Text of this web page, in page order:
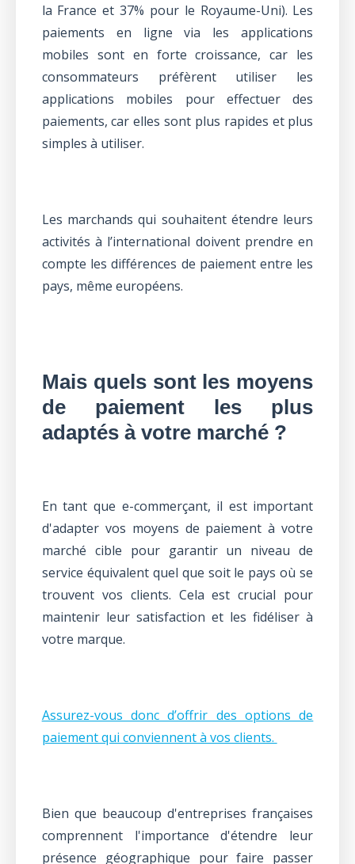
la France et 37% pour le Royaume-Uni). Les
paiements en ligne via les applications
mobiles sont en forte croissance, car les
consommateurs préfèrent utiliser les
applications mobiles pour effectuer des
paiements, car elles sont plus rapides et plus
simples à utiliser.
Les marchands qui souhaitent étendre leurs
activités à l’international doivent prendre en
compte les différences de paiement entre les
pays, même européens.
Mais quels sont les moyens
de paiement les plus
adaptés à votre marché ?
En tant que e-commerçant, il est important
d'adapter vos moyens de paiement à votre
marché cible pour garantir un niveau de
service équivalent quel que soit le pays où se
trouvent vos clients. Cela est crucial pour
maintenir leur satisfaction et les fidéliser à
votre marque.
Assurez-vous donc d’offrir des options de
paiement qui conviennent à vos clients.
Bien que beaucoup d'entreprises françaises
comprennent l'importance d'étendre leur
présence géographique pour faire passer